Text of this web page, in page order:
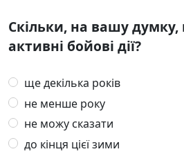
Скільки, на вашу
активні бойові дії?
ще декілька років
не менше року
не можу сказати
до кінця цієї зими